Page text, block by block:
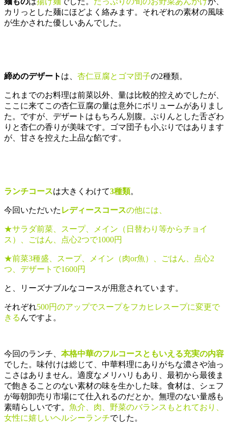
カリっとした麺にほどよく絡みます。それぞれの素材の風味
が生かされた優しいあんでした。
締めのデザート は、 杏仁豆腐とゴマ団子の2種類。
これまでのお料理は前菜以外、量は比較的控えめでしたが、
ここに来てこの杏仁豆腐の量は意外にボリュームがありまし
た。ですが、デザートはもちろん別腹。ぷりんとした舌ざわ
りと杏仁の香りが美味です。ゴマ団子も小ぶりではあります
が、甘さを控えた上品な餡です。
ランチコースは大きくわけて3種類。
今回いただいた レディースコースの他には、
★サラダ前菜、スープ、メイン（日替わり等からチョイ
ス）、ごはん、点心2つで1000円
★前菜3種盛、スープ、メイン（肉or魚）、ごはん、点心2
つ、デザートで1600円
と、リーズナブルなコースが用意されています。
それぞれ500円のアップでスープをフカヒレスープに変更で
きる んですよ。
今回のランチ、 本格中華のフルコースともいえる充実の内容
でした。味付けは総じて、中華料理にありがちな濃さや油っ
こさはありません。適度なメリハリもあり、最初から最後ま
で飽きることのない素材の味を生かした味。食材は、シェフ
が毎朝卸売り市場にて仕入れるのだとか。無理のない量感も
素晴らしいです。 魚介、肉、野菜のバランスもとれており、
女性に嬉しいヘルシーランチでした。